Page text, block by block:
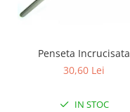
Penseta Incrucisata
30,60 Lei
IN STOC